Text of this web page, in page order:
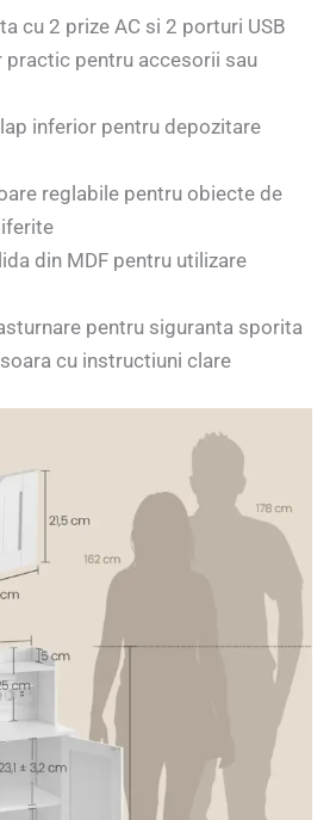
cu 2 prize AC si 2 porturi USB
practic pentru accesorii sau
inferior pentru depozitare
reglabile pentru obiecte de
din MDF pentru utilizare
pentru siguranta sporita
cu instructiuni clare